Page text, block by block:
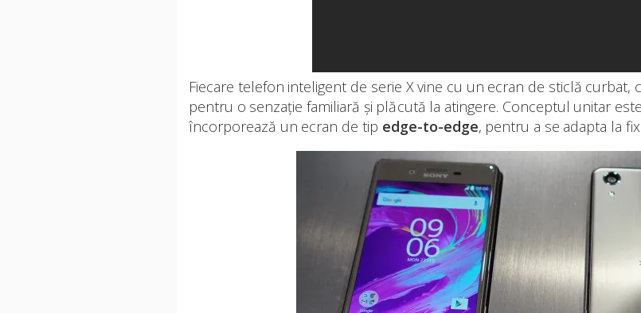
Fiecare telefon inteligent de serie X vine cu un ecran de sticlă curbat,
pentru o senzație familiară și plăcută la atingere. Conceptul unitar
încorporează un ecran de tip edge-to-edge, pentru a se adapta la